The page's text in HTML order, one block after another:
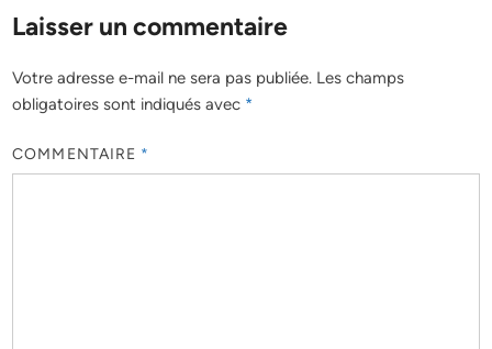
Laisser un commentaire
Votre adresse e-mail ne sera pas publiée. Les champs
obligatoires sont indiqués avec *
COMMENTAIRE *